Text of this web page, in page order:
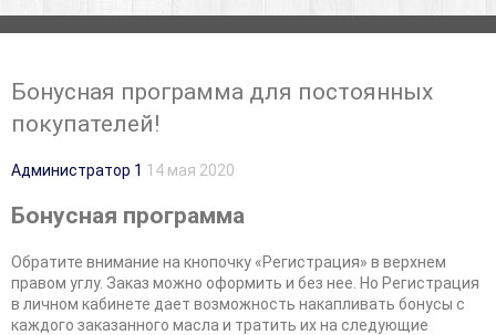
Бонусная программа для постоянных
покупателей!
Администратор 1 14 мая 2020
Бонусная программа
Обратите внимание на кнопочку «Регистрация» в верхнем
правом углу. Заказ можно оформить и без нее. Но Регистрация
в личном кабинете дает возможность накапливать бонусы с
каждого заказанного масла и тратить их на следующие